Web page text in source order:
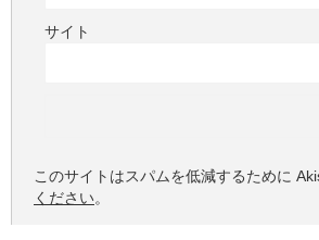
サイト
このサイトはスパムを低減するために
ください。